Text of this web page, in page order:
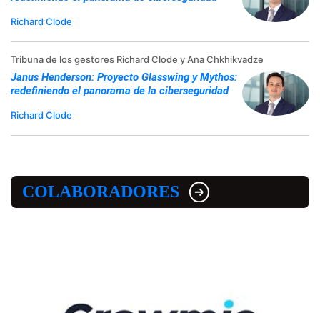
Richard Clode
Tribuna de los gestores Richard Clode y Ana Chkhikvadze
Janus Henderson: Proyecto Glasswing y Mythos:
redefiniendo el panorama de la ciberseguridad
Richard Clode
COLABORADORES